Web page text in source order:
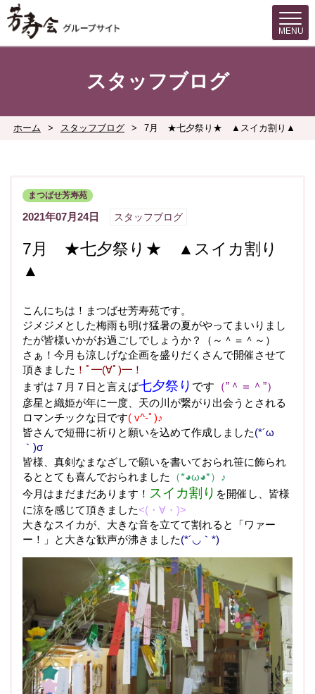
MENU
スタッフブログ
ホーム > スタッフブログ > 7月 ★七夕祭り★ ▲スイカ割り▲
まつばせ芳寿苑
2021年07月24日 スタッフブログ
7月 ★七夕祭り★ ▲スイカ割り
▲
こんにちは！まつばせ芳寿苑です。
ジメジメとした梅雨も明け猛暑の夏がやってまいりまし
たが皆様いかがお過ごしでしょうか？（～＾＝＾～）
さぁ！今月も涼しげな企画を盛りだくさんで開催させて
頂きました ！ﾟ━(∀ﾟ)━！
まずは７月７日と言えば七夕祭り です （”＾＝＾”）
彦星と織姫が年に一度、天の川が繋がり出会うとされる
ロマンチックな日です( v^-ﾟ)♪
皆さんで短冊に祈りと願いを込めて作成しました(*´ω
｀)σ
皆様、真剣なまなざしで願いを書いておられ笹に飾られ
るととても喜んでおられました
（*◕ω◕*）♪
今月はまだまだあります！ スイカ割り を開催し、皆様
に涼を感じて頂きました<(・∀・)>
大きなスイカが、大きな音を立てて割れると「ワァー
ー！」と大きな歓声が沸きました(*´◡｀​*)